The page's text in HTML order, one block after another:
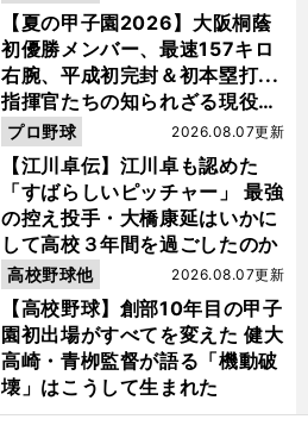
【夏の甲子園2026】大阪桐蔭
初優勝メンバー、最速157キロ
右腕、平成初完封＆初本塁打...
指揮官たちの知られざる現役時
代
【江川卓伝】江川卓も認めた
「すばらしいピッチャー」 最強
の控え投手・大橋康延はいかに
して高校３年間を過ごしたのか
2026.08.07更新
プロ野球
【高校野球】創部10年目の甲子
園初出場がすべてを変えた 健大
高崎・青栁監督が語る「機動破
壊」はこうして生まれた
2026.08.07更新
高校野球他